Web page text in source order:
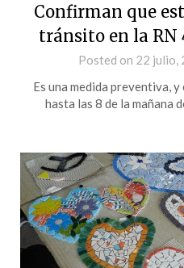
Confirman que
tránsito en la RN
Posted on 22 julio,
Es una medida preventiva,
hasta las 8 de la mañana